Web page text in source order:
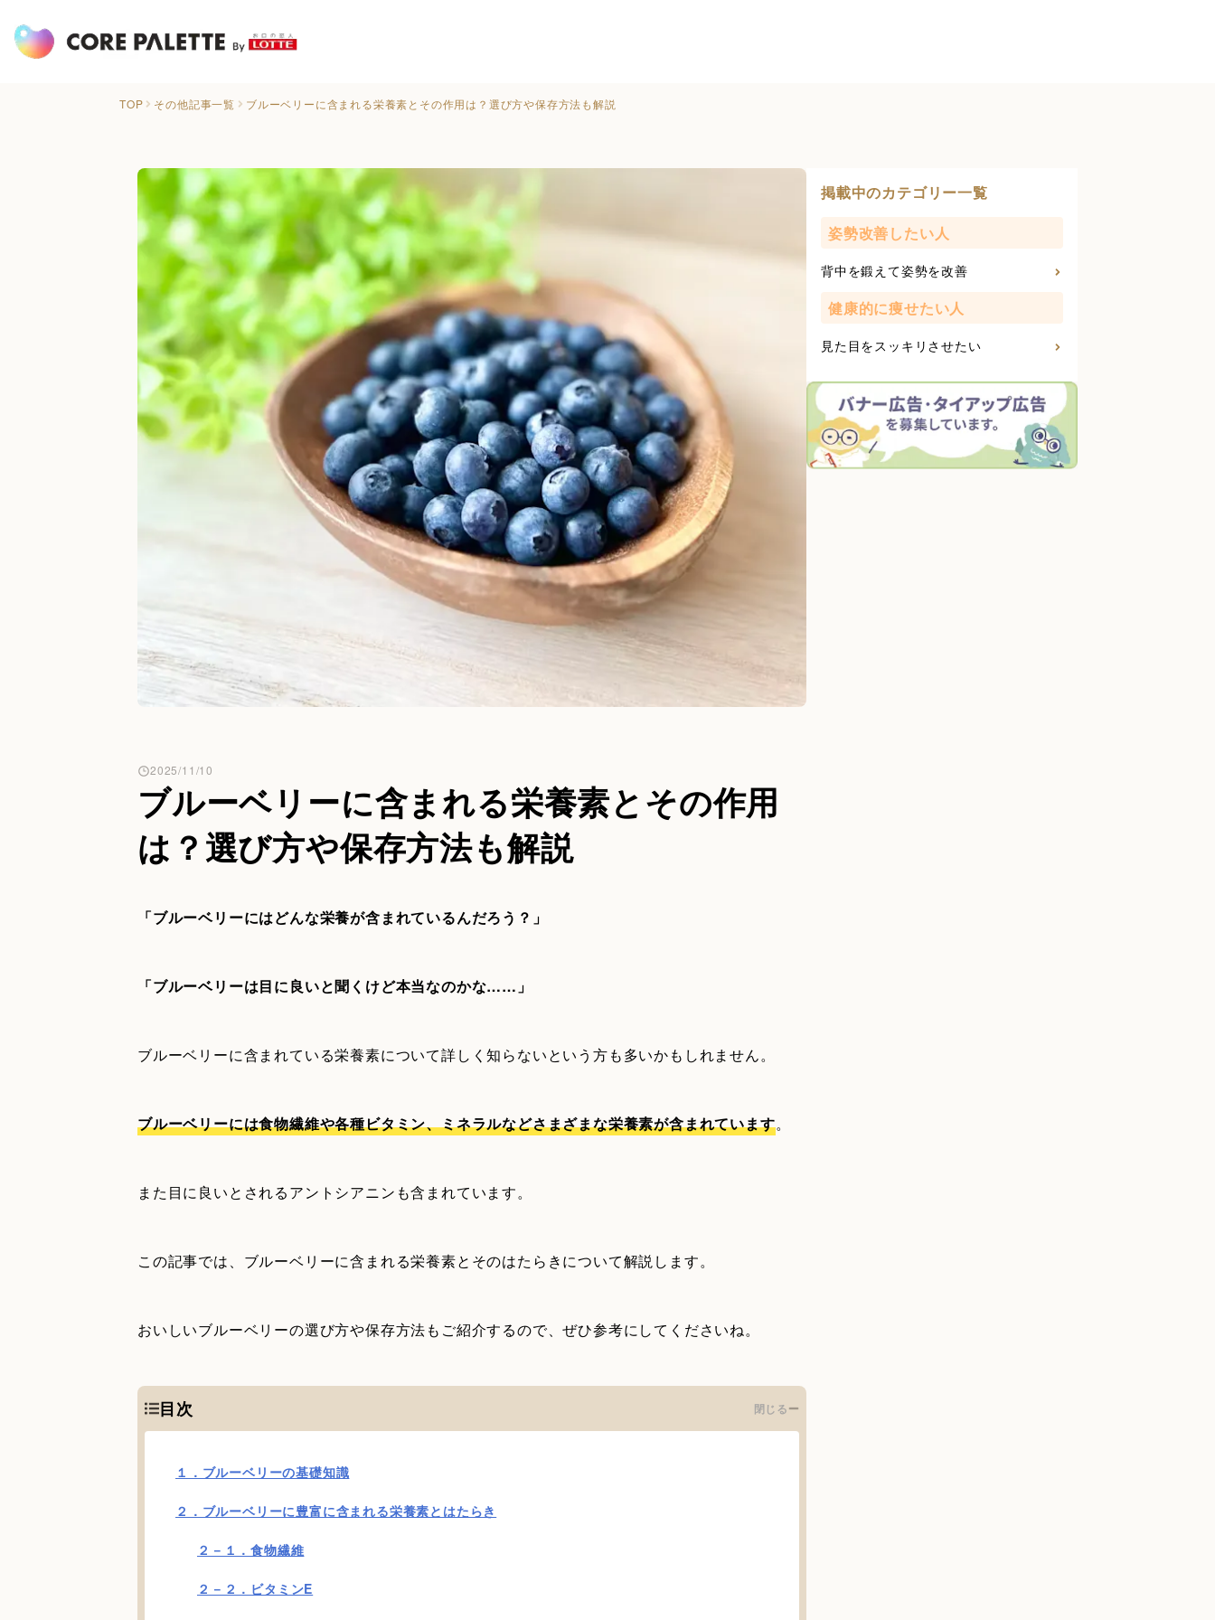
TOP その他記事一覧 ブルーベリーに含まれる栄養素とその作用は？選び方や保存方法も解説
ブルーベリーに含まれる栄養素とその作用
は？選び方や保存方法も解説
2025/11/10
「ブルーベリーにはどんな栄養が含まれているんだろう？」
「ブルーベリーは目に良いと聞くけど本当なのかな……」
ブルーベリーに含まれている栄養素について詳しく知らないという方も多いかもしれません。
ブルーベリーには食物繊維や各種ビタミン、ミネラルなどさまざまな栄養素が含まれています。
また目に良いとされるアントシアニンも含まれています。
この記事では、ブルーベリーに含まれる栄養素とそのはたらきについて解説します。
おいしいブルーベリーの選び方や保存方法もご紹介するので、ぜひ参考にしてくださいね。
目次 閉じる
１．ブルーベリーの基礎知識
２．ブルーベリーに豊富に含まれる栄養素とはたらき
２－１．食物繊維
２－２．ビタミンE
掲載中のカテゴリー一覧
姿勢改善したい人
背中を鍛えて姿勢を改善
健康的に痩せたい人
見た目をスッキリさせたい